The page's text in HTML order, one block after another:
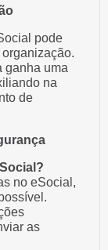
pode
ganha uma
na
de
no eSocial,
as